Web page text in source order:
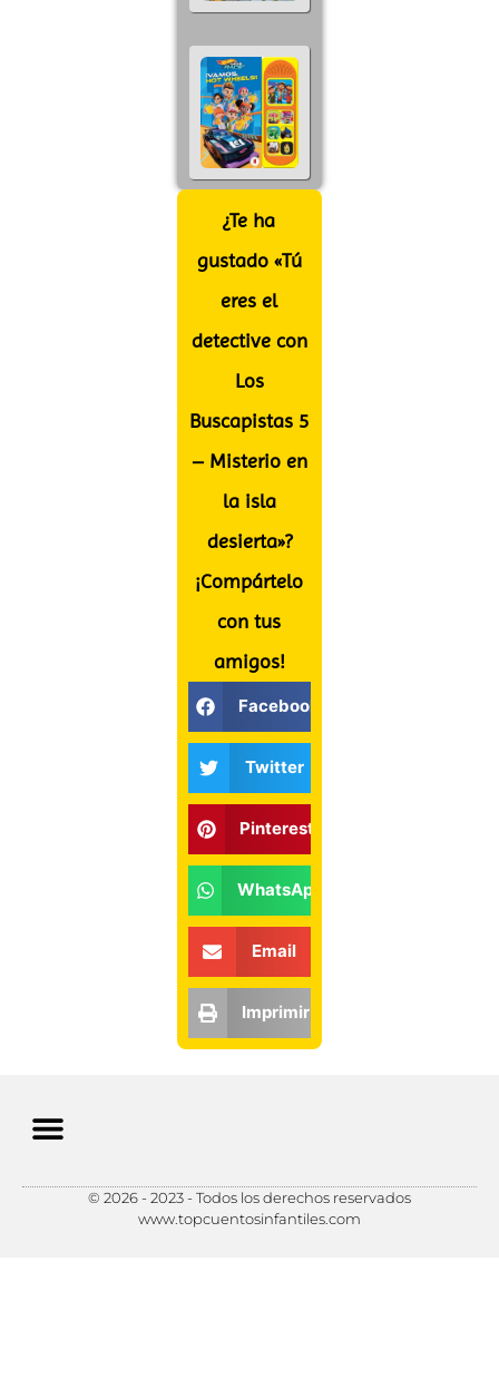
¿Te ha
gustado «Tú
eres el
detective con
Los
Buscapistas 5
– Misterio en
la isla
desierta»?
¡Compártelo
con tus
amigos!
Facebook
Twitter
Pinterest
WhatsApp
Email
Imprimir
© 2026 - 2023 - Todos los derechos reservados
www.topcuentosinfantiles.com